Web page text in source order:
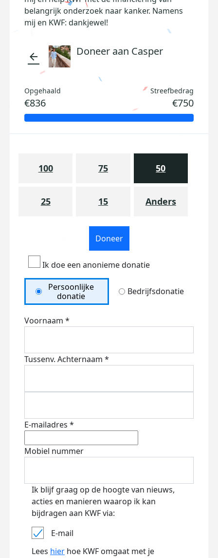
belangrijk onderzoek naar kanker. Namens
mij en KWF: dankjewel!
arrow_back Doneer aan Casper
Opgehaald
€836
Streefbedrag
€750
100 75 50
25 15 Anders
Doneer
Ik doe een anonieme donatie
Persoonlijke
donatie
Bedrijfsdonatie
Voornaam *
Tussenv. Achternaam *
E-mailadres *
Mobiel nummer
Ik blijf graag op de hoogte van nieuws,
acties en manieren waarop ik kan
bijdragen aan KWF via:
E-mail
Lees hier hoe KWF omgaat met je